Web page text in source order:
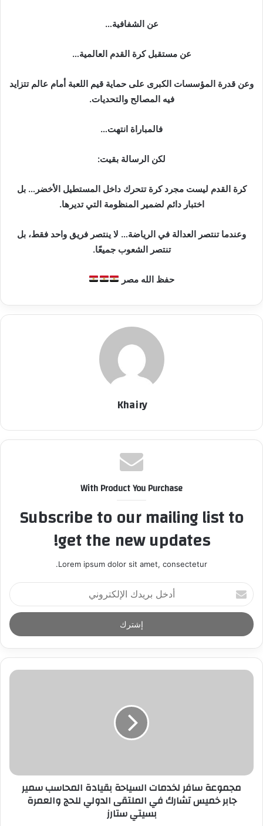
عن الشفافية…
عن مستقبل كرة القدم العالمية…
وعن قدرة المؤسسات الكبرى على حماية قيم اللعبة أمام عالم تتزايد
فيه المصالح والتحديات.
فالمباراة انتهت…
لكن الرسالة بقيت:
كرة القدم ليست مجرد كرة تتحرك داخل المستطيل الأخضر… بل
اختبار دائم لضمير المنظومة التي تديرها.
وعندما تنتصر العدالة في الرياضة… لا ينتصر فريق واحد فقط، بل
تنتصر الشعوب جميعًا.
حفظ الله مصر
Khairy
With Product You Purchase
Subscribe to our mailing list to
get the new updates!
Lorem ipsum dolor sit amet, consectetur.
أ
د
خ
ل
ر
د
ر
مجموعة سافر لخدمات السياحة بقيادة المحاسب سمير
جابر خميس تشارك في الملتقى الدولي للحج والعمرة
بسيتي ستارز